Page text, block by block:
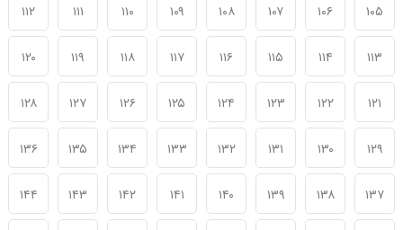
۱۰۵ ۱۰۶ ۱۰۷ ۱۰۸ ۱۰۹ ۱۱۰ ۱۱۱ ۱۱۲
۱۱۳ ۱۱۴ ۱۱۵ ۱۱۶ ۱۱۷ ۱۱۸ ۱۱۹ ۱۲۰
۱۲۱ ۱۲۲ ۱۲۳ ۱۲۴ ۱۲۵ ۱۲۶ ۱۲۷ ۱۲۸
۱۲۹ ۱۳۰ ۱۳۱ ۱۳۲ ۱۳۳ ۱۳۴ ۱۳۵ ۱۳۶
۱۳۷ ۱۳۸ ۱۳۹ ۱۴۰ ۱۴۱ ۱۴۲ ۱۴۳ ۱۴۴